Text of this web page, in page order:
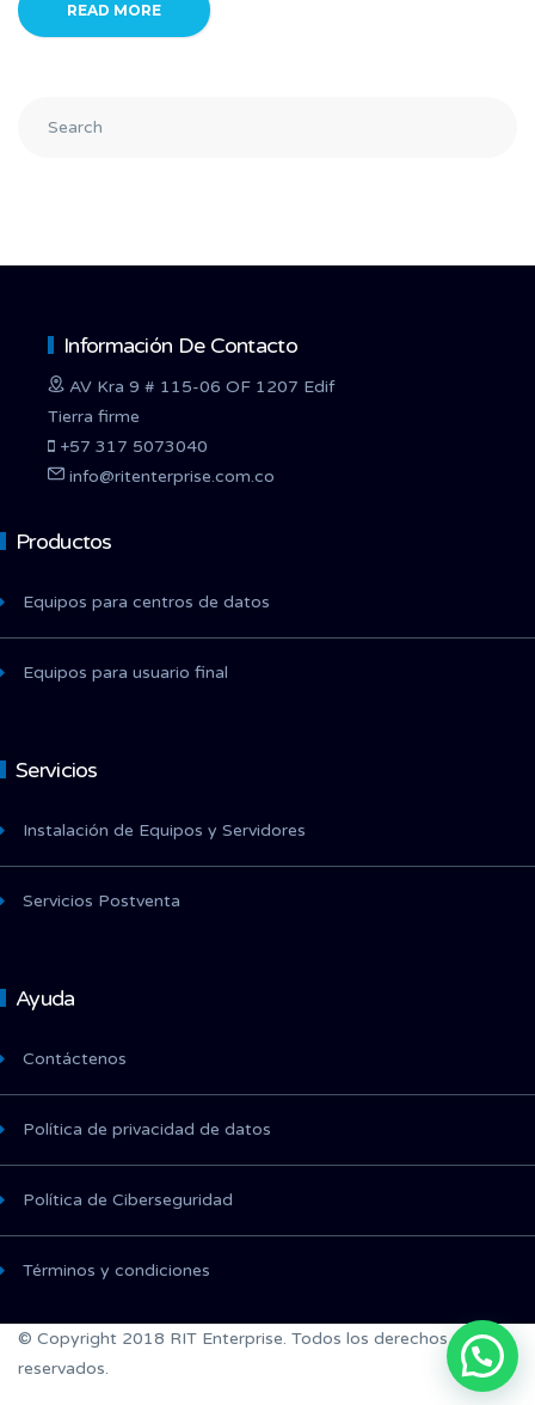
READ MORE
Información De Contacto
AV Kra 9 # 115-06 OF 1207 Edif
Tierra firme
+57 317 5073040
info@ritenterprise.com.co
Productos
Equipos para centros de datos
Equipos para usuario final
Servicios
Instalación de Equipos y Servidores
Servicios Postventa
Ayuda
Contáctenos
Política de privacidad de datos
Política de Ciberseguridad
Términos y condiciones
© Copyright 2018 RIT Enterprise. Todos los derechos
reservados.